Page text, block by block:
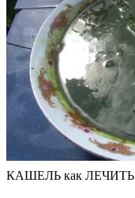
КАШЕЛЬ как ЛЕЧИТЬ ||